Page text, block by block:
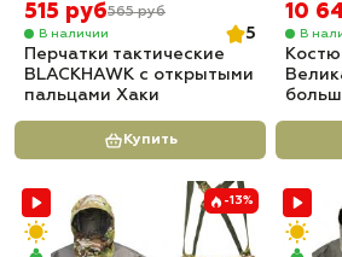
515 руб565 руб
В наличии
5
Перчатки тактические
BLACKHAWK с открытыми
пальцами Хаки
Купить
10
В
-13%